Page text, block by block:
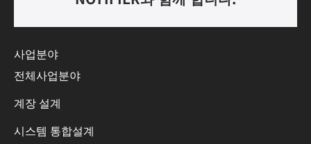
사업분야
전체사업분야
계장 설계
시스템 통합설계